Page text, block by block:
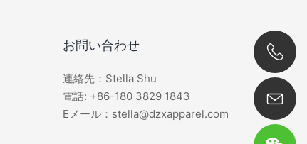
お問い合わせ
連絡先：Stella Shu
電話: +86-180 3829 1843
Eメール：stella@dzxapparel.com